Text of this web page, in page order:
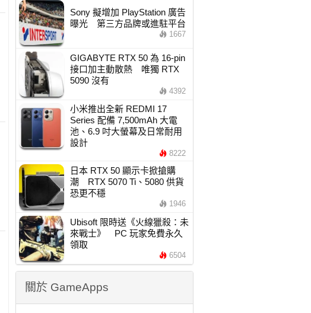
Sony 擬增加 PlayStation 廣告
曝光 第三方品牌或進駐平台
1667
GIGABYTE RTX 50 為 16-pin
接口加主動散熱 唯獨 RTX
5090 沒有
4392
小米推出全新 REDMI 17
Series 配備 7,500mAh 大電
池、6.9 吋大螢幕及日常耐用
設計
8222
日本 RTX 50 顯示卡掀搶購
潮 RTX 5070 Ti、5080 供貨
恐更不穩
1946
Ubisoft 限時送《火線獵殺：未
來戰士》 PC 玩家免費永久
領取
6504
關於 GameApps